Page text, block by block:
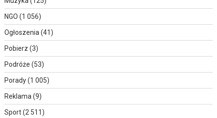
NGO (1 056)
Ogłoszenia(41)
Pobierz (3)
Podróże (53)
Porady(1 005)
Reklama(9)
Sport(2 511)